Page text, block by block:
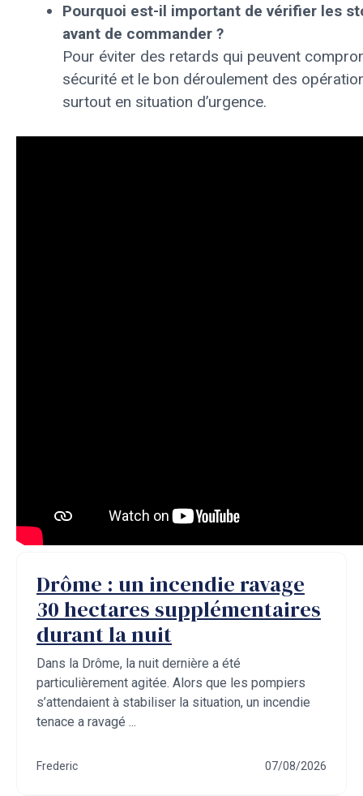
Pourquoi est-il important de vérifier les
avant de commander ?
Pour éviter des retards qui peuvent
sécurité et le bon déroulement des
surtout en situation d’urgence.
Drôme : un incendie ravage
30 hectares supplémentaires
durant la nuit
Dans la Drôme, la nuit dernière a été
particulièrement agitée. Alors que les pompiers
s’attendaient à stabiliser la situation, un incendie
tenace a ravagé ...
Frederic 07/08/2026